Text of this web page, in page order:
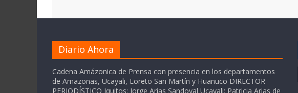
Diario Ahora
Cadena Amázonica de Prensa con presencia en los departamentos
de Amazonas, Ucayali, Loreto San Martín y Huanuco DIRECTOR
PERIODÍSTICO Iquitos: Jorge Arias Sandoval Ucayali: Patricia Arias de